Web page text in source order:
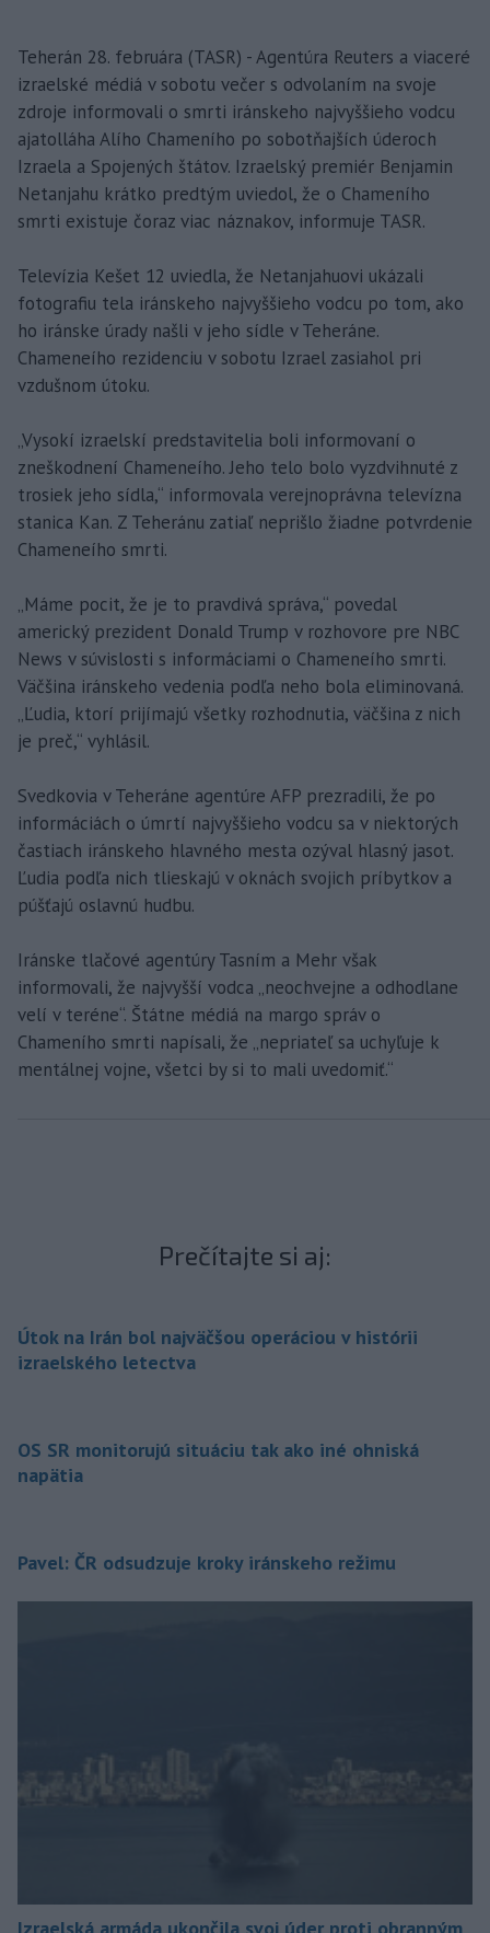
Teherán 28. februára (TASR) - Agentúra Reuters a viaceré
izraelské médiá v sobotu večer s odvolaním na svoje
zdroje informovali o smrti iránskeho najvyššieho vodcu
ajatolláha Alího Chameního po sobotňajších úderoch
Izraela a Spojených štátov. Izraelský premiér Benjamin
Netanjahu krátko predtým uviedol, že o Chameního
smrti existuje čoraz viac náznakov, informuje TASR.
Televízia Kešet 12 uviedla, že Netanjahuovi ukázali
fotografiu tela iránskeho najvyššieho vodcu po tom, ako
ho iránske úrady našli v jeho sídle v Teheráne.
Chameneího rezidenciu v sobotu Izrael zasiahol pri
vzdušnom útoku.
„Vysokí izraelskí predstavitelia boli informovaní o
zneškodnení Chameneího. Jeho telo bolo vyzdvihnuté z
trosiek jeho sídla,“ informovala verejnoprávna televízna
stanica Kan. Z Teheránu zatiaľ neprišlo žiadne potvrdenie
Chameneího smrti.
„Máme pocit, že je to pravdivá správa,“ povedal
americký prezident Donald Trump v rozhovore pre NBC
News v súvislosti s informáciami o Chameneího smrti.
Väčšina iránskeho vedenia podľa neho bola eliminovaná.
„Ľudia, ktorí prijímajú všetky rozhodnutia, väčšina z nich
je preč,“ vyhlásil.
Svedkovia v Teheráne agentúre AFP prezradili, že po
informáciách o úmrtí najvyššieho vodcu sa v niektorých
častiach iránskeho hlavného mesta ozýval hlasný jasot.
Ľudia podľa nich tlieskajú v oknách svojich príbytkov a
púšťajú oslavnú hudbu.
Iránske tlačové agentúry Tasním a Mehr však
informovali, že najvyšší vodca „neochvejne a odhodlane
velí v teréne“. Štátne médiá na margo správ o
Chameního smrti napísali, že „nepriateľ sa uchyľuje k
mentálnej vojne, všetci by si to mali uvedomiť.“
Prečítajte si aj:
Útok na Irán bol najväčšou operáciou v histórii
izraelského letectva
OS SR monitorujú situáciu tak ako iné ohniská
napätia
Pavel: ČR odsudzuje kroky iránskeho režimu